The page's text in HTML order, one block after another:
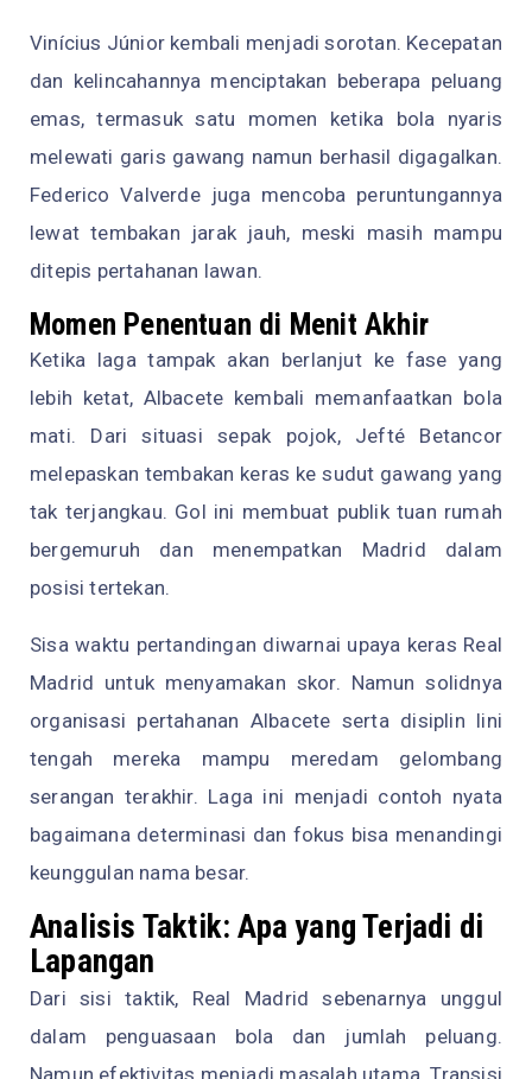
Vinícius Júnior kembali menjadi sorotan. Kecepatan
dan kelincahannya menciptakan beberapa peluang
emas, termasuk satu momen ketika bola nyaris
melewati garis gawang namun berhasil digagalkan.
Federico Valverde juga mencoba peruntungannya
lewat tembakan jarak jauh, meski masih mampu
ditepis pertahanan lawan.
Momen Penentuan di Menit Akhir
Ketika laga tampak akan berlanjut ke fase yang
lebih ketat, Albacete kembali memanfaatkan bola
mati. Dari situasi sepak pojok, Jefté Betancor
melepaskan tembakan keras ke sudut gawang yang
tak terjangkau. Gol ini membuat publik tuan rumah
bergemuruh dan menempatkan Madrid dalam
posisi tertekan.
Sisa waktu pertandingan diwarnai upaya keras Real
Madrid untuk menyamakan skor. Namun solidnya
organisasi pertahanan Albacete serta disiplin lini
tengah mereka mampu meredam gelombang
serangan terakhir. Laga ini menjadi contoh nyata
bagaimana determinasi dan fokus bisa menandingi
keunggulan nama besar.
Analisis Taktik: Apa yang Terjadi di
Lapangan
Dari sisi taktik, Real Madrid sebenarnya unggul
dalam penguasaan bola dan jumlah peluang.